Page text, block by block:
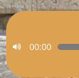
00:00